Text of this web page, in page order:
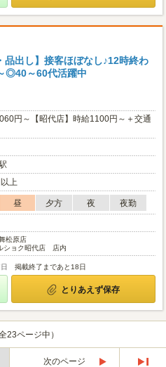
品出し】接客ほぼなし♪12時終わ
◎40～60代活躍中
円～【昭代店】時給1100円～＋交通
上
昼 夕方 夜
夜勤
松原店
ショク昭代店 店内
掲載終了まであと18日
とりあえず保存
23ページ中）
次のページ